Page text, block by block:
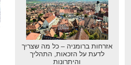
אזרחות ברומניה – כל מה שצריך
לדעת על הזכאות, התהליך
והיתרונות